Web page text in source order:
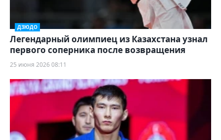
ДЗЮДО
Легендарный олимпиец из Казахстана узнал
первого соперника после возвращения
25 июня 2026 08:11